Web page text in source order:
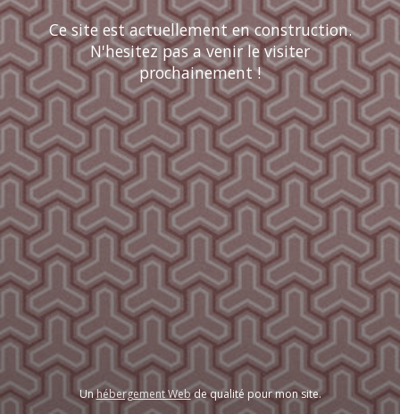
Ce site est actuellement en construction.
N'hesitez pas a venir le visiter
prochainement !
Unhébergement Webde qualité pour mon site.